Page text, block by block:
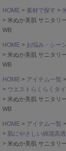
HOME 素材で探す
米ぬか美肌 サニタリ
WB
HOME お悩み・シー
米ぬか美肌 サニタリ
WB
HOME アイテム一覧
ウエストらくらくタ
米ぬか美肌 サニタリ
WB
HOME アイテム一覧
肌にやさしい綿混高
米ぬか美肌 サニタリ